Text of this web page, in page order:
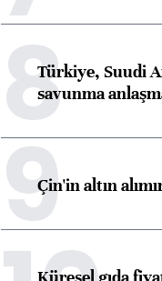
8Türkiye, Suudi
savunma
9Çin'in altın
Küresel gıda